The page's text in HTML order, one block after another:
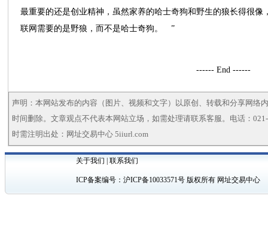
最重要的还是创业精神，虽然家养的哈士奇狗和野生的狼长得很
联网需要的是野狼，而不是哈士奇狗。 ”
------ End ------
声明：本网站发布的内容（图片、视频和文字）以原创、转载和分享网络
时间删除。文章观点不代表本网站立场，如需处理请联系客服。电话：
时需注明出处：网址交易中心 5iiurl.com
关于我们 |联系我们
ICP备案编号：沪ICP备10033571号 版权所有 网址交易中心